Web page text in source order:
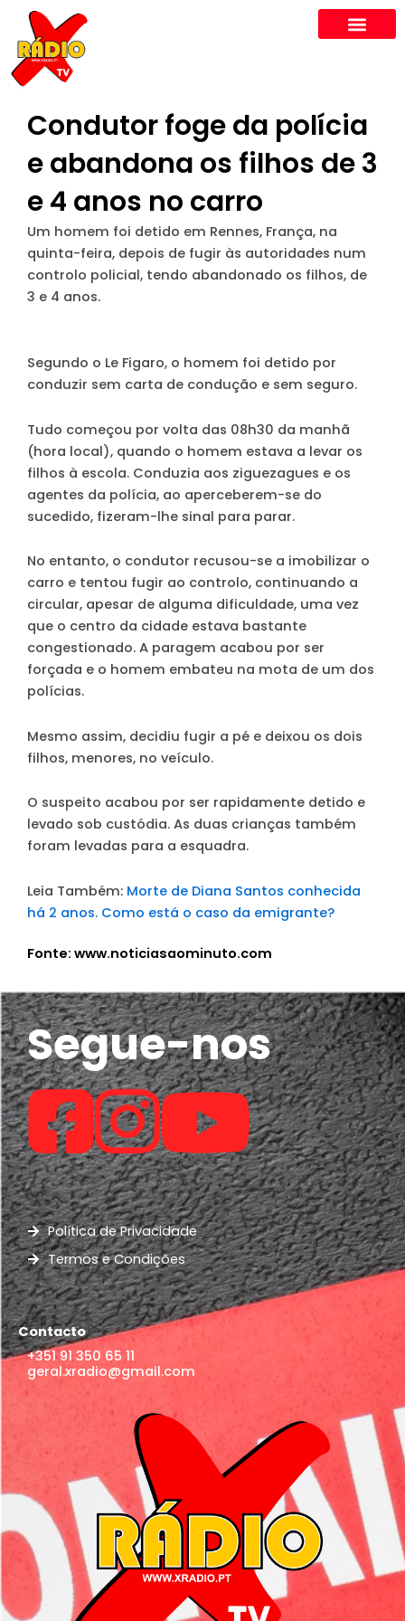
content
Condutor foge da polícia
e abandona os filhos de 3
e 4 anos no carro
Um homem foi detido em Rennes, França, na
quinta-feira, depois de fugir às autoridades num
controlo policial, tendo abandonado os filhos, de
3 e 4 anos.
Segundo o Le Figaro, o homem foi detido por
conduzir sem carta de condução e sem seguro.
Tudo começou por volta das 08h30 da manhã
(hora local), quando o homem estava a levar os
filhos à escola. Conduzia aos ziguezagues e os
agentes da polícia, ao aperceberem-se do
sucedido, fizeram-lhe sinal para parar.
No entanto, o condutor recusou-se a imobilizar o
carro e tentou fugir ao controlo, continuando a
circular, apesar de alguma dificuldade, uma vez
que o centro da cidade estava bastante
congestionado. A paragem acabou por ser
forçada e o homem embateu na mota de um dos
polícias.
Mesmo assim, decidiu fugir a pé e deixou os dois
filhos, menores, no veículo.
O suspeito acabou por ser rapidamente detido e
levado sob custódia. As duas crianças também
foram levadas para a esquadra.
Leia Também: Morte de Diana Santos conhecida
há 2 anos. Como está o caso da emigrante?
Fonte: www.noticiasaominuto.com
Segue-nos
Política de Privacidade
Termos e Condições
Contacto
+351 91 350 65 11
geral.xradio@gmail.com